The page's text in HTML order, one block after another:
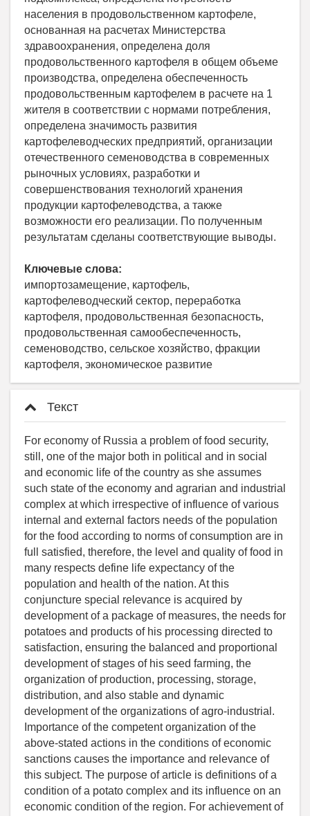
населения в продовольственном картофеле,
основанная на расчетах Министерства
здравоохранения, определена доля
продовольственного картофеля в общем объеме
производства, определена обеспеченность
продовольственным картофелем в расчете на 1
жителя в соответствии с нормами потребления,
определена значимость развития
картофелеводческих предприятий, организации
отечественного семеноводства в современных
рыночных условиях, разработки и
совершенствования технологий хранения
продукции картофелеводства, а также
возможности его реализации. По полученным
результатам сделаны соответствующие выводы.
Ключевые слова:
импортозамещение, картофель,
картофелеводческий сектор, переработка
картофеля, продовольственная безопасность,
продовольственная самообеспеченность,
семеноводство, сельское хозяйство, фракции
картофеля, экономическое развитие
Текст
For economy of Russia a problem of food security,
still, one of the major both in political and in social
and economic life of the country as she assumes
such state of the economy and agrarian and industrial
complex at which irrespective of influence of various
internal and external factors needs of the population
for the food according to norms of consumption are in
full satisfied, therefore, the level and quality of food in
many respects define life expectancy of the
population and health of the nation. At this
conjuncture special relevance is acquired by
development of a package of measures, the needs for
potatoes and products of his processing directed to
satisfaction, ensuring the balanced and proportional
development of stages of his seed farming, the
organization of production, processing, storage,
distribution, and also stable and dynamic
development of the organizations of agro-industrial.
Importance of the competent organization of the
above-stated actions in the conditions of economic
sanctions causes the importance and relevance of
this subject. The purpose of article is definitions of a
condition of a potato complex and its influence on an
economic condition of the region. For achievement of